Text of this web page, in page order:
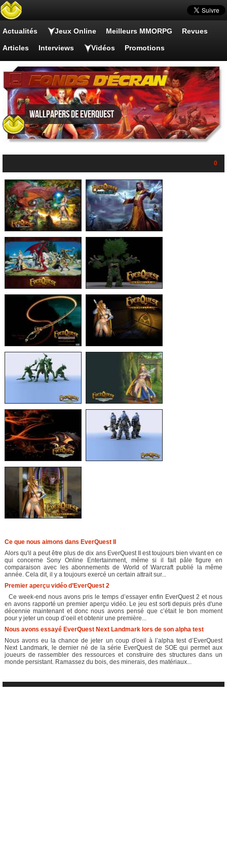
Actualités Jeux Online Meilleurs MMORPG Revues
Articles Interviews Vidéos Promotions
Wallpapers de EverQuest
0
Ce que nous aimons dans EverQuest II
Alors qu'il a peut être plus de dix ans EverQuest II est toujours bien vivant en ce
qui concerne Sony Online Entertainment, même si il fait pâle figure en
comparaison avec les abonnements de World of Warcraft publié la même
année. Cela dit, il y a toujours exercé un certain attrait sur...
Premier aperçu vidéo d’EverQuest 2
Ce week-end nous avons pris le temps d’essayer enfin EverQuest 2 et nous
en avons rapporté un premier aperçu vidéo. Le jeu est sorti depuis près d'une
décennie maintenant et donc nous avons pensé que c’était le bon moment
pour y jeter un coup d’oeil et obtenir une première...
Nous avons essayé EverQuest Next Landmark lors de son alpha test
Nous avons eu la chance de jeter un coup d'oeil à l’alpha test d’EverQuest
Next Landmark, le dernier né de la série EverQuest de SOE qui permet aux
joueurs de rassembler des ressources et construire des structures dans un
monde persistant. Ramassez du bois, des minerais, des matériaux...